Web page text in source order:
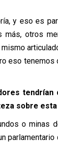
y eso es
más, otros
eso
sobre
o minas